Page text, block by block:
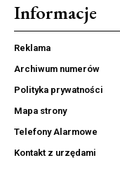
Informacje
Reklama
Archiwum numerów
Polityka prywatności
Mapa strony
Telefony Alarmowe
Kontakt z urzędami